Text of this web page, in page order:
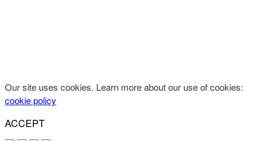
Our site uses cookies. Learn more about our use of cookies:
cookie policy
ACCEPT